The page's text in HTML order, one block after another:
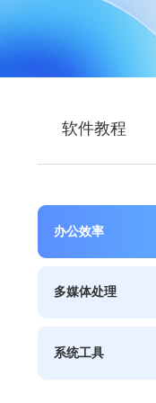
软件教程
办公效率
多媒体处理
系统工具